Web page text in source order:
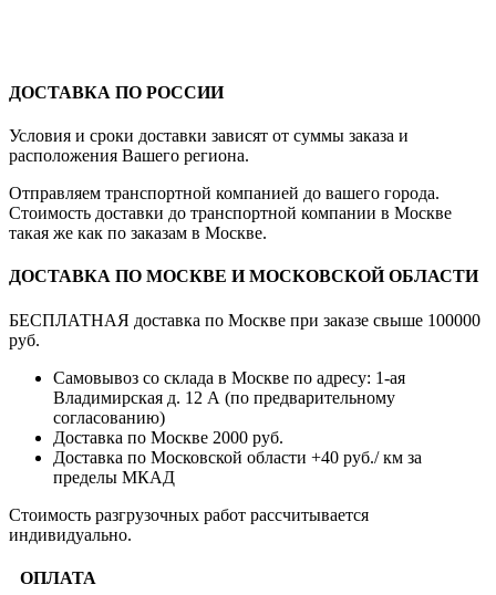
ДОСТАВКА ПО РОССИИ
Условия и сроки доставки зависят от суммы заказа и
расположения Вашего региона.
Отправляем транспортной компанией до вашего города.
Стоимость доставки до транспортной компании в Москве
такая же как по заказам в Москве.
ДОСТАВКА ПО МОСКВЕ И МОСКОВСКОЙ ОБЛАСТИ
БЕСПЛАТНАЯ доставка по Москве при заказе свыше 100000
руб.
Самовывоз со склада в Москве по адресу: 1-ая
Владимирская д. 12 А (по предварительному
согласованию)
Доставка по Москве 2000 руб.
Доставка по Московской области +40 руб./ км за
пределы МКАД
Стоимость разгрузочных работ рассчитывается
индивидуально.
ОПЛАТА